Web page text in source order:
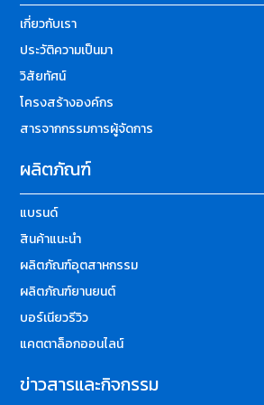
เกี่ยวกับเรา
ประวัติความเป็นมา
วิสัยทัศน์
โครงสร้างองค์กร
สารจากกรรมการผู้จัดการ
ผลิตภัณฑ์
แบรนด์
สินค้าแนะนำ
ผลิตภัณฑ์อุตสาหกรรม
ผลิตภัณฑ์ยานยนต์
บอร์เนียวรีวิว
แคตตาล็อกออนไลน์
ข่าวสารและกิจกรรม